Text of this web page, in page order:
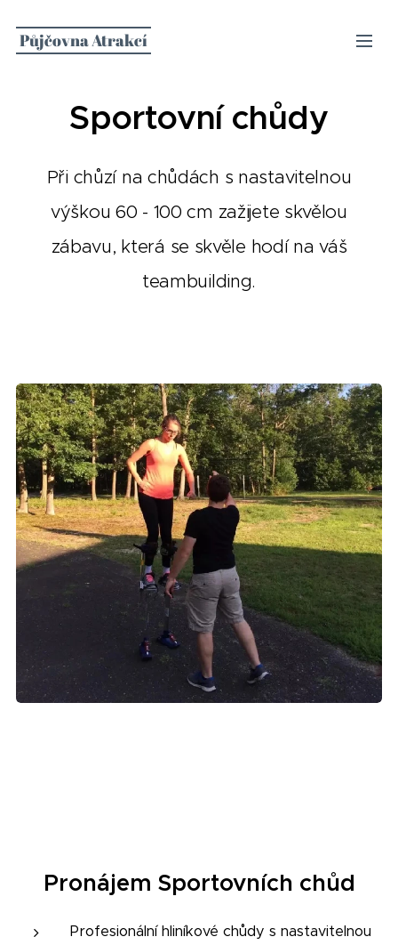
Půjčovna Atrakcí
Sportovní chůdy
Při chůzí na chůdách s nastavitelnou
výškou 60 - 100 cm zažijete skvělou
zábavu, která se skvěle hodí na váš
teambuilding.
Pronájem Sportovních chůd
Profesionální hliníkové chůdy s nastavitelnou